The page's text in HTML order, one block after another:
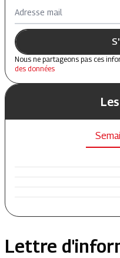
Adresse mail
Nous ne partageons pas ces
des données
Lettre